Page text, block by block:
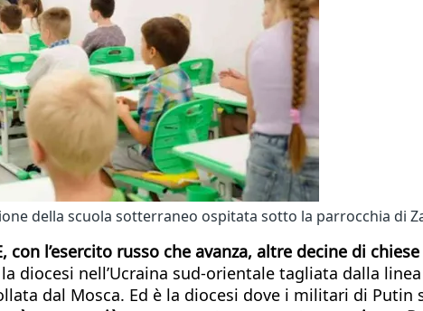
della scuola sotterraneo ospitata sotto la parrocchia di
l’esercito russo che avanza, altre decine di
la diocesi nell’Ucraina sud-orientale tagliata dalla
dal Mosca. Ed è la diocesi dove i militari di